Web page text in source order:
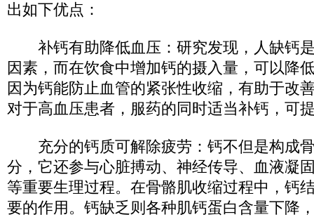
出如下优点：
补钙有助降低血压：研究发现，人缺钙
因素，而在饮食中增加钙的摄入量，可以降
因为钙能防止血管的紧张性收缩，有助于改
对于高血压患者，服药的同时适当补钙，可
充分的钙质可解除疲劳：钙不但是构成
分，它还参与心脏搏动、神经传导、血液凝
等重要生理过程。在骨骼肌收缩过程中，钙
要的作用。钙缺乏则各种肌钙蛋白含量下降